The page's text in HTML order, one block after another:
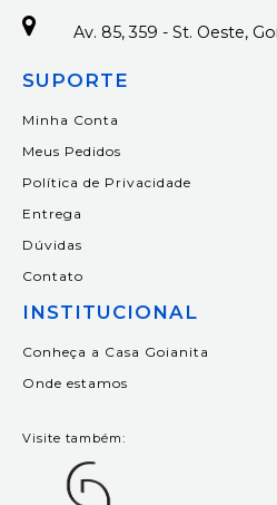
Av. 85, 359 - St. Oeste,
SUPORTE
Minha Conta
Meus Pedidos
Política de Privacidade
Entrega
Dúvidas
Contato
INSTITUCIONAL
Conheça a Casa Goianita
Onde estamos
Visite também: